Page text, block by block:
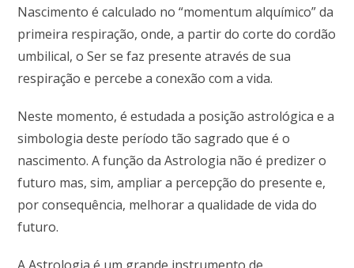
Nascimento é calculado no “momentum alquímico” da
primeira respiração, onde, a partir do corte do cordão
umbilical, o Ser se faz presente através de sua
respiração e percebe a conexão com a vida.
Neste momento, é estudada a posição astrológica e a
simbologia deste período tão sagrado que é o
nascimento. A função da Astrologia não é predizer o
futuro mas, sim, ampliar a percepção do presente e,
por consequência, melhorar a qualidade de vida do
futuro.